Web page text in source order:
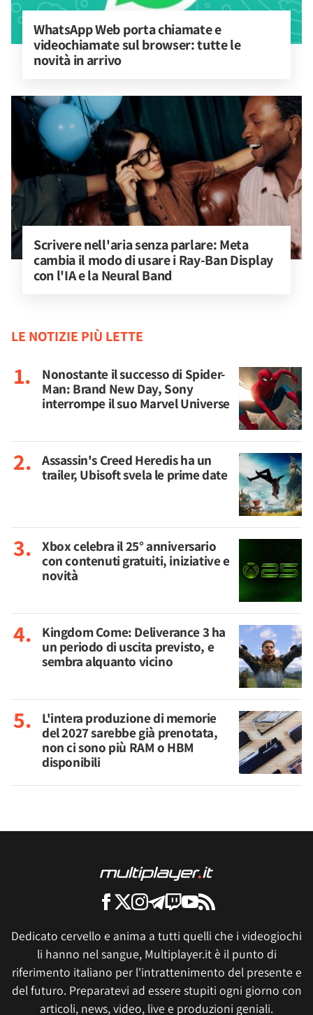
WhatsApp Web porta chiamate e
videochiamate sul browser: tutte le
novità in arrivo
Scrivere nell'aria senza parlare: Meta
cambia il modo di usare i Ray-Ban Display
con l'IA e la Neural Band
LE NOTIZIE PIÙ LETTE
Nonostante il successo di Spider-
Man: Brand New Day, Sony
interrompe il suo Marvel Universe
Assassin's Creed Heredis ha un
trailer, Ubisoft svela le prime date
Xbox celebra il 25° anniversario
con contenuti gratuiti, iniziative e
novità
Kingdom Come: Deliverance 3 ha
un periodo di uscita previsto, e
sembra alquanto vicino
L'intera produzione di memorie
del 2027 sarebbe già prenotata,
non ci sono più RAM o HBM
disponibili
Dedicato cervello e anima a tutti quelli che i videogiochi
li hanno nel sangue, Multiplayer.it è il punto di
riferimento italiano per l'intrattenimento del presente e
del futuro. Preparatevi ad essere stupiti ogni giorno con
articoli, news, video, live e produzioni geniali.